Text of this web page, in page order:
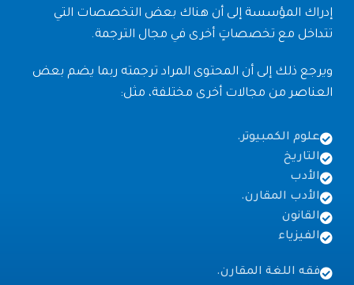
إدراك المؤسسة إلى أن هناك بعض التخصصات التي
تتداخل مع تخصصاتٍ أخرى في مجال الترجمة.
ويرجع ذلك إلى أن المحتوى المراد ترجمته ربما يضم بعض
العناصر من مجالات أخرى مختلفة، مثل:
علوم الكمبيوتر.
التاريخ
الأدب
الأدب المقارن.
القانون
الفيزياء
فقه اللغة المقارن.